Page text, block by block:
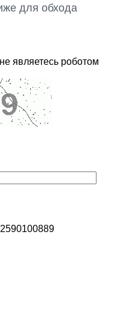
для обхода
являетесь роботом